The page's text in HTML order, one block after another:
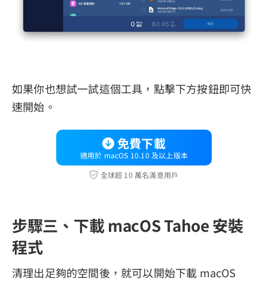
如果你也想試一試這個工具，點擊下方按鈕即可快
速開始。
免費下載
適用於 macOS 10.10 及以上版本
全球超 10 萬名滿意用戶
步驟三、下載 macOS Tahoe 安裝
程式
清理出足夠的空間後，就可以開始下載 macOS